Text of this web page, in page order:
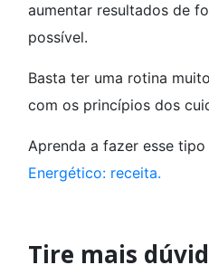
aumentar resultados de
possível.
Basta ter uma rotina
com os princípios dos
Aprenda a fazer esse tipo
Energético: receita.
Tire mais